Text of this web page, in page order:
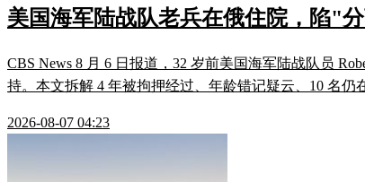
美国海军陆战队老兵在俄住院，陷"
CBS News 8 月 6 日报道，32 岁前美国海军陆战队员
持。本文拆解 4 年被拘押经过、年龄错记疑云、10 名仍
2026-08-07 04:23